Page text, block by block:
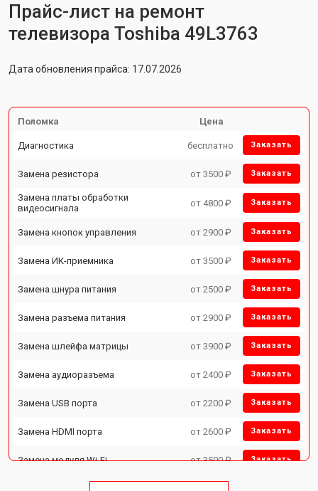
Прайс-лист на ремонт
телевизора Toshiba 49L3763
Дата обновления прайса: 17.07.2026
Поломка Цена
Диагностика бесплатно Заказать
Замена резистора от 3500 ₽ Заказать
Замена платы обработки
видеосигнала
от 4800 ₽ Заказать
Замена кнопок управления от 2900 ₽ Заказать
Замена ИК-приемника от 3500 ₽ Заказать
Замена шнура питания от 2500 ₽ Заказать
Замена разъема питания от 2900 ₽ Заказать
Замена шлейфа матрицы от 3900 ₽ Заказать
Замена аудиоразъема от 2400 ₽ Заказать
Замена USB порта от 2200 ₽ Заказать
Замена HDMI порта от 2600 ₽ Заказать
Замена модуля Wi-Fi от 3500 ₽ Заказать